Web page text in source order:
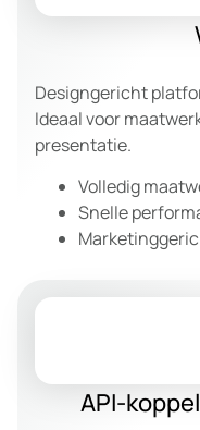
Designgericht
Ideaal voor
presentatie.
Volledig
Snelle
API-